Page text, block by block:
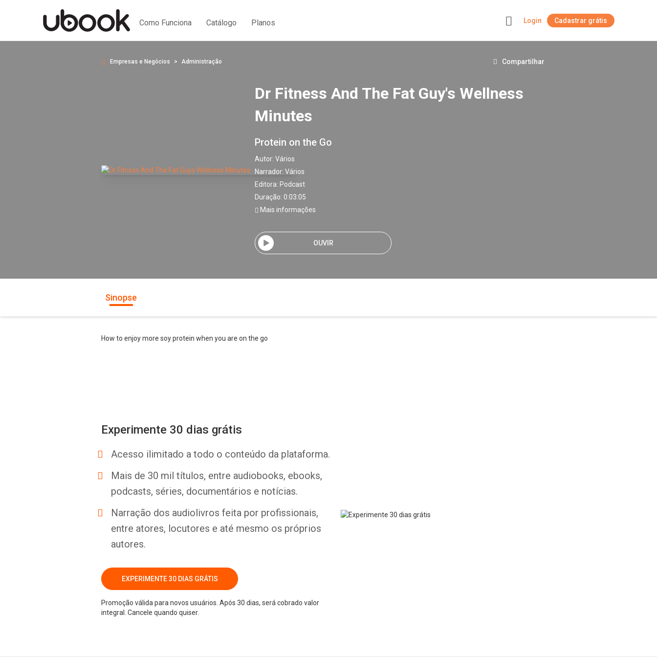
Como Funciona Catálogo Planos Login Cadastrar grátis
Empresas e Negócios Administração Compartilhar
Dr Fitness And The Fat Guy's Wellness
Minutes
Protein on the Go
Autor: Vários
Narrador: Vários
Editora: Podcast
Duração: 0:03:05
Mais informações
OUVIR
Sinopse
How to enjoy more soy protein when you are on the go
Experimente 30 dias grátis
Acesso ilimitado a todo o conteúdo da plataforma.
Mais de 30 mil títulos, entre audiobooks, ebooks,
podcasts, séries, documentários e notícias.
Narração dos audiolivros feita por profissionais,
entre atores, locutores e até mesmo os próprios
autores.
EXPERIMENTE 30 DIAS GRÁTIS
Promoção válida para novos usuários. Após 30 dias, será cobrado valor
integral. Cancele quando quiser.
Whatsapp Facebook